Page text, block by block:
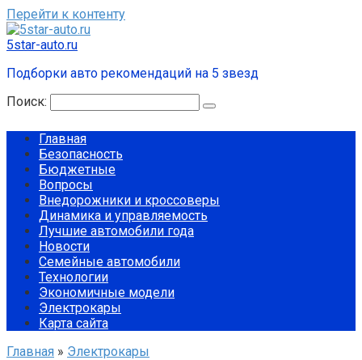
Перейти к контенту
5star-auto.ru
Подборки авто рекомендаций на 5 звезд
Поиск:
Главная
Безопасность
Бюджетные
Вопросы
Внедорожники и кроссоверы
Динамика и управляемость
Лучшие автомобили года
Новости
Семейные автомобили
Технологии
Экономичные модели
Электрокары
Карта сайта
Главная » Электрокары